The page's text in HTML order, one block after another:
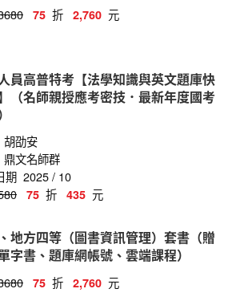
巧範例及空白試卷
75 折 2,760 元
員高普特考【法學知識與英文題庫快
（名師親授應考密技．最新年度國考
胡劭安
鼎文名師群
期 2025 / 10
75 折 435 元
地方四等（圖書資訊管理）套書（贈
字書、題庫網帳號、雲端課程）
75 折 2,760 元